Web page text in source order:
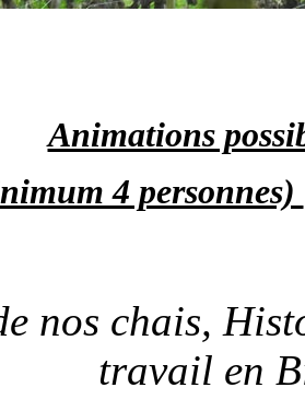
Animations
4 personnes)
nos chais,
travail en